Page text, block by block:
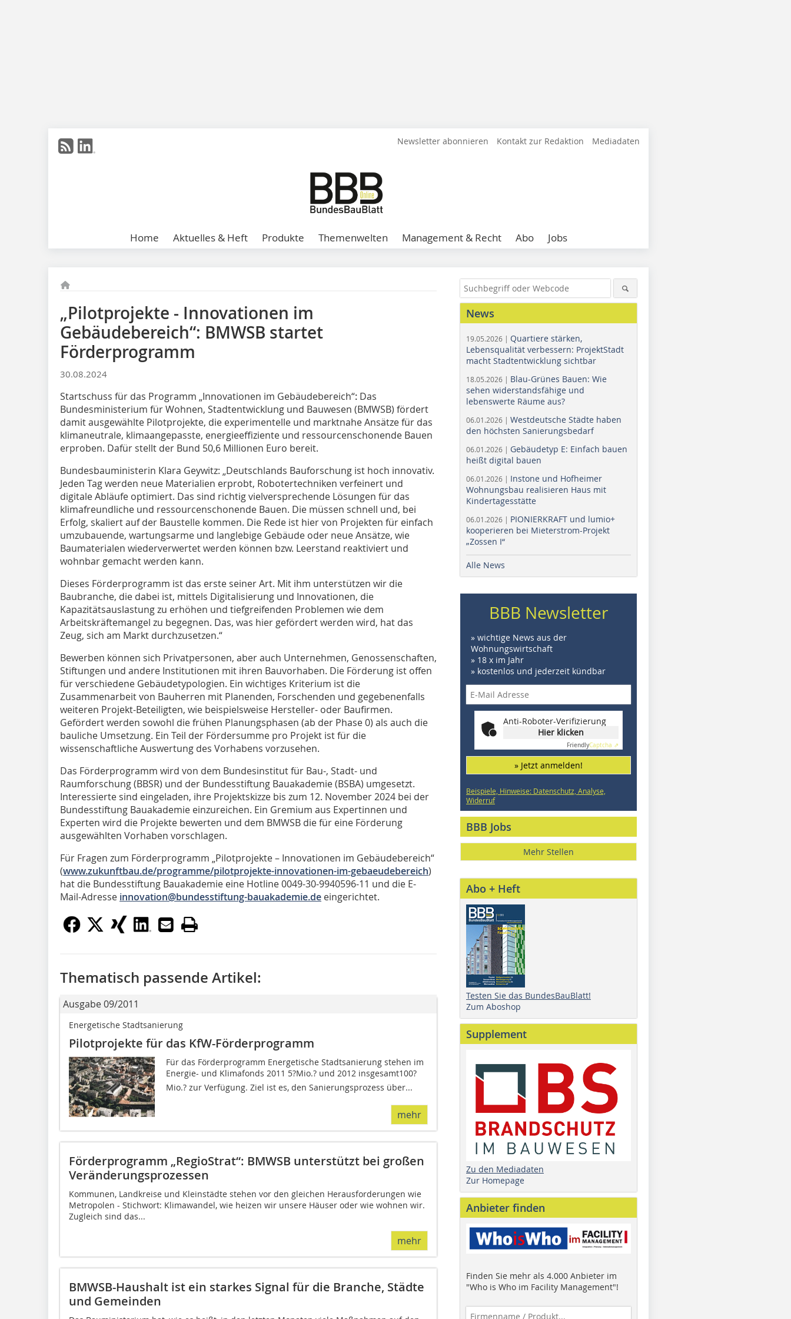
Newsletter abonnieren Kontakt zur Redaktion Mediadaten
Home Aktuelles & Heft Produkte Themenwelten Management & Recht Abo Jobs
„Pilotprojekte - Innovationen im
Gebäudebereich“: BMWSB startet
Förderprogramm
30.08.2024
Startschuss für das Programm „Innovationen im Gebäudebereich“: Das
Bundesministerium für Wohnen, Stadtentwicklung und Bauwesen (BMWSB) fördert
damit ausgewählte Pilotprojekte, die experimentelle und marktnahe Ansätze für das
klimaneutrale, klimaangepasste, energieeffiziente und ressourcenschonende Bauen
erproben. Dafür stellt der Bund 50,6 Millionen Euro bereit.
Bundesbauministerin Klara Geywitz: „Deutschlands Bauforschung ist hoch innovativ.
Jeden Tag werden neue Materialien erprobt, Robotertechniken verfeinert und
digitale Abläufe optimiert. Das sind richtig vielversprechende Lösungen für das
klimafreundliche und ressourcenschonende Bauen. Die müssen schnell und, bei
Erfolg, skaliert auf der Baustelle kommen. Die Rede ist hier von Projekten für einfach
umzubauende, wartungsarme und langlebige Gebäude oder neue Ansätze, wie
Baumaterialen wiederverwertet werden können bzw. Leerstand reaktiviert und
wohnbar gemacht werden kann.
Dieses Förderprogramm ist das erste seiner Art. Mit ihm unterstützen wir die
Baubranche, die dabei ist, mittels Digitalisierung und Innovationen, die
Kapazitätsauslastung zu erhöhen und tiefgreifenden Problemen wie dem
Arbeitskräftemangel zu begegnen. Das, was hier gefördert werden wird, hat das
Zeug, sich am Markt durchzusetzen.“
Bewerben können sich Privatpersonen, aber auch Unternehmen, Genossenschaften,
Stiftungen und andere Institutionen mit ihren Bauvorhaben. Die Förderung ist offen
für verschiedene Gebäudetypologien. Ein wichtiges Kriterium ist die
Zusammenarbeit von Bauherren mit Planenden, Forschenden und gegebenenfalls
weiteren Projekt-Beteiligten, wie beispielsweise Hersteller- oder Baufirmen.
Gefördert werden sowohl die frühen Planungsphasen (ab der Phase 0) als auch die
bauliche Umsetzung. Ein Teil der Fördersumme pro Projekt ist für die
wissenschaftliche Auswertung des Vorhabens vorzusehen.
Das Förderprogramm wird von dem Bundesinstitut für Bau-, Stadt- und
Raumforschung (BBSR) und der Bundesstiftung Bauakademie (BSBA) umgesetzt.
Interessierte sind eingeladen, ihre Projektskizze bis zum 12. November 2024 bei der
Bundesstiftung Bauakademie einzureichen. Ein Gremium aus Expertinnen und
Experten wird die Projekte bewerten und dem BMWSB die für eine Förderung
ausgewählten Vorhaben vorschlagen.
Für Fragen zum Förderprogramm „Pilotprojekte – Innovationen im Gebäudebereich“
(www.zukunftbau.de/programme/pilotprojekte-innovationen-im-gebaeudebereich)
hat die Bundesstiftung Bauakademie eine Hotline 0049-30-9940596-11 und die E-
Mail-Adresse innovation@bundesstiftung-bauakademie.de eingerichtet.
Thematisch passende Artikel:
Ausgabe 09/2011
Energetische Stadtsanierung
Pilotprojekte für das KfW-Förderprogramm
Für das Förderprogramm Energetische Stadtsanierung stehen im
Energie- und Klimafonds 2011 5?Mio.? und 2012 insgesamt100?
Mio.? zur Verfügung. Ziel ist es, den Sanierungsprozess über...
mehr
Förderprogramm „RegioStrat“: BMWSB unterstützt bei großen
Veränderungsprozessen
Kommunen, Landkreise und Kleinstädte stehen vor den gleichen Herausforderungen wie
Metropolen ­- Stichwort: Klimawandel, wie heizen wir unsere Häuser oder wie wohnen wir.
Zugleich sind das...
mehr
BMWSB-Haushalt ist ein starkes Signal für die Branche, Städte
und Gemeinden
News
19.05.2026 | Quartiere stärken,
Lebensqualität verbessern: ProjektStadt
macht Stadtentwicklung sichtbar
18.05.2026 | Blau-Grünes Bauen: Wie
sehen widerstandsfähige und
lebenswerte Räume aus?
06.01.2026 | Westdeutsche Städte haben
den höchsten Sanierungsbedarf
06.01.2026 | Gebäudetyp E: Einfach bauen
heißt digital bauen
06.01.2026 | Instone und Hofheimer
Wohnungsbau realisieren Haus mit
Kindertagesstätte
06.01.2026 | PIONIERKRAFT und lumio+
kooperieren bei Mieterstrom-Projekt
„Zossen I“
Alle News
BBB Newsletter
» wichtige News aus der
Wohnungswirtschaft
» 18 x im Jahr
» kostenlos und jederzeit kündbar
Anti-Roboter-Verifizierung
Hier klicken
FriendlyCaptcha ⇗
» Jetzt anmelden!
Beispiele, Hinweise: Datenschutz, Analyse,
Widerruf
BBB Jobs
Mehr Stellen
Abo + Heft
Testen Sie das BundesBauBlatt!
Zum Aboshop
Supplement
Zu den Mediadaten
Zur Homepage
Anbieter finden
Finden Sie mehr als 4.000 Anbieter im
"Who is Who im Facility Management"!